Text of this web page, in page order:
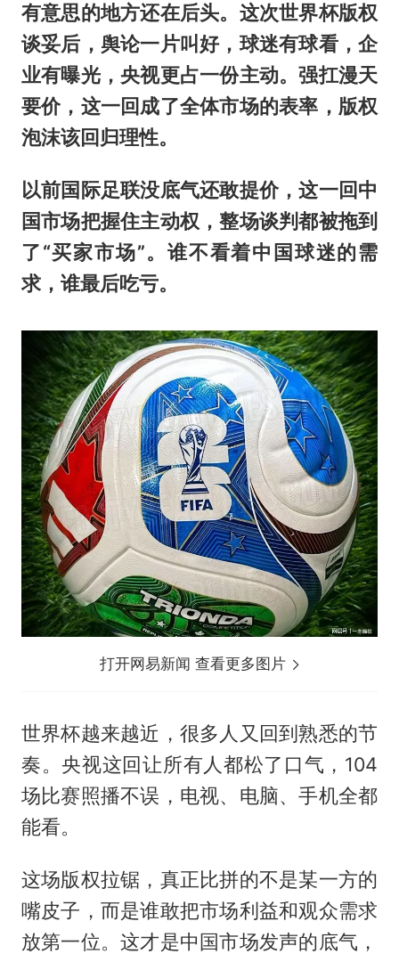
有意思的地方还在后头。这次世界杯版权
谈妥后，舆论一片叫好，球迷有球看，企
业有曝光，央视更占一份主动。强扛漫天
要价，这一回成了全体市场的表率，版权
泡沫该回归理性。
以前国际足联没底气还敢提价，这一回中
国市场把握住主动权，整场谈判都被拖到
了“买家市场”。谁不看着中国球迷的需
求，谁最后吃亏。
打开网易新闻 查看更多图片
世界杯越来越近，很多人又回到熟悉的节
奏。央视这回让所有人都松了口气，104
场比赛照播不误，电视、电脑、手机全都
能看。
这场版权拉锯，真正比拼的不是某一方的
嘴皮子，而是谁敢把市场利益和观众需求
放第一位。这才是中国市场发声的底气，